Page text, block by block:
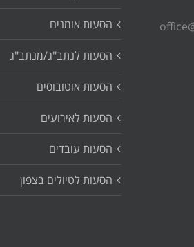
הסעות אומנים
הסעות לנתב"ג/מנתב"ג
הסעות אוטובוסים
הסעות לאירועים
הסעות עובדים
הסעות לטיולים בצפון